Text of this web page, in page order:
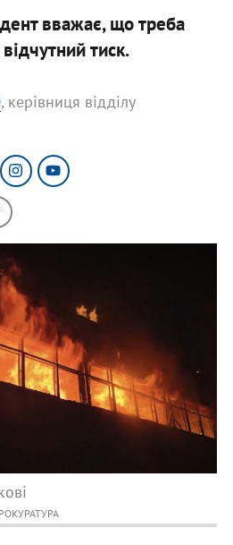
вважає, що треба
тиск.
, керівниця відділу